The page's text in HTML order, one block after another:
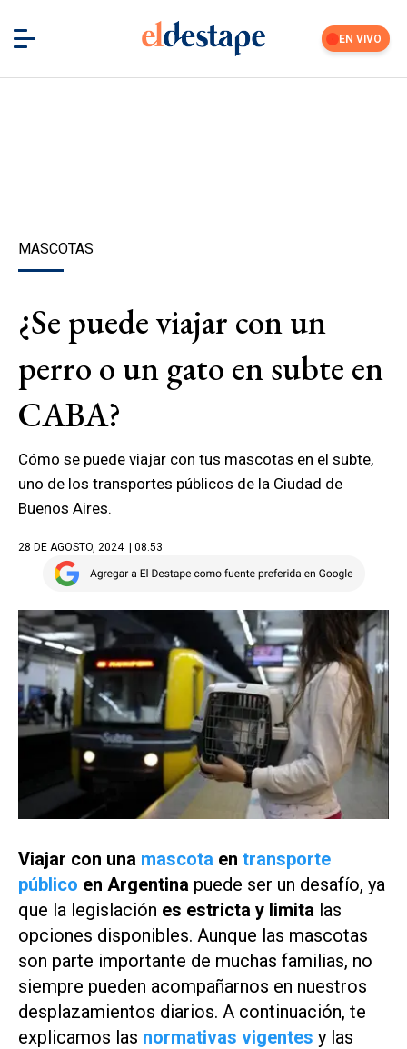
EN VIVO
MASCOTAS
¿Se puede viajar con un
perro o un gato en subte en
CABA?
Cómo se puede viajar con tus mascotas en el subte,
uno de los transportes públicos de la Ciudad de
Buenos Aires.
28 DE AGOSTO, 2024 | 08.53
Viajar con una mascota en transporte
público en Argentina puede ser un desafío, ya
que la legislación es estricta y limita las
opciones disponibles. Aunque las mascotas
son parte importante de muchas familias, no
siempre pueden acompañarnos en nuestros
desplazamientos diarios. A continuación, te
explicamos las normativas vigentes y las